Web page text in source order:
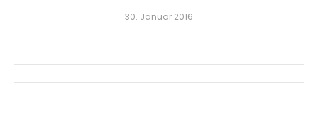
30. Januar 2016